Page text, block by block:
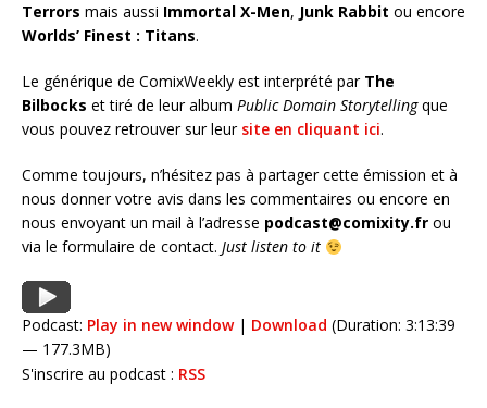
Terrors mais aussi Immortal X-Men, Junk Rabbit ou encore
Worlds’ Finest : Titans.
Le générique de ComixWeekly est interprété par The
Bilbocks et tiré de leur album Public Domain Storytellingque
vous pouvez retrouver sur leur site en cliquant ici.
Comme toujours, n’hésitez pas à partager cette émission et à
nous donner votre avis dans les commentaires ou encore en
nous envoyant un mail à l’adresse podcast@comixity.fr ou
via le formulaire de contact. Just listen to it
Podcast: Play in new window| Download (Duration: 3:13:39
— 177.3MB)
S'inscrire au podcast : RSS